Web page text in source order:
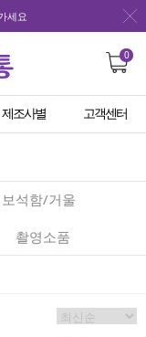
세요
0
제조사별 고객센터
보석함/거울
촬영소품